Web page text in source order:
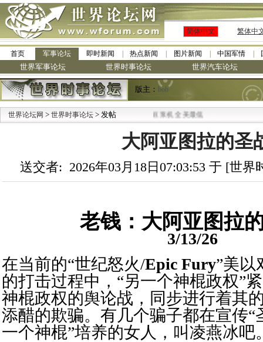
简体中文 繁体中
首页 军事论坛 即时新闻 热点新闻 图片新闻 中国军情
世界军事论坛 世界时事论坛 世界汽车论坛
版主： bob
世界论坛网 > 世界时事论坛 > 发帖
·九阳全新免清洗型豆浆机 全美最低
大阿亚图拉的圣
送交者: 2026年03月18日07:03:53 于 [世
老钱：大阿亚图拉
3/13/26
在当前的“世纪怒火/Epic Fury”美以
的打击过程中，“另一个神棍政权”
神棍政权的舆论战，同步进行着其
添醋的欺骗。有几个骗子都在宣传“
一个神棍”培养的女人，叫凌燕冰吧